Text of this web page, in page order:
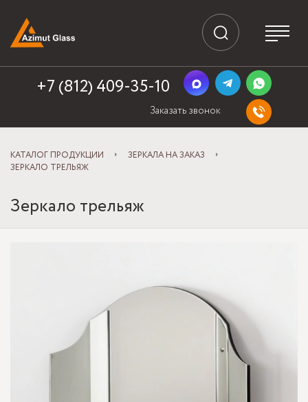
+7 (812) 409-35-10
Заказать звонок
КАТАЛОГ ПРОДУКЦИИ
ЗЕРКАЛА НА ЗАКАЗ
ЗЕРКАЛО ТРЕЛЬЯЖ
Зеркало трельяж